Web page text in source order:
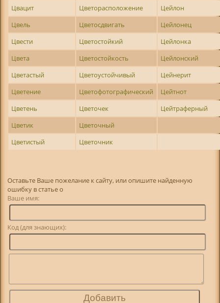
Цвацит
Цветорасположение
Цейлон
Цвель
Цветосдвигать
Цейлонец
Цвести
Цветостойкий
Цейлонка
Цвета
Цветостойкость
Цейлонский
Цветастый
Цветоустойчивый
Цейнерит
Цветение
Цветофотографический
Цейтнот
Цветень
Цветочек
Цейтраферный
Цветик
Цветочный
Цветистый
Цветочник
Оставьте Ваше пожелание к сайту, или опишите найденную
ошибку в статье о
Ваше имя:
Код (для знающих):